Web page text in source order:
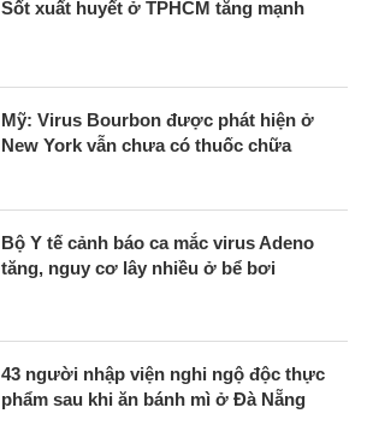
Sốt xuất huyết ở TPHCM tăng mạnh
Mỹ: Virus Bourbon được phát hiện ở
New York vẫn chưa có thuốc chữa
Bộ Y tế cảnh báo ca mắc virus Adeno
tăng, nguy cơ lây nhiều ở bể bơi
43 người nhập viện nghi ngộ độc thực
phẩm sau khi ăn bánh mì ở Đà Nẵng